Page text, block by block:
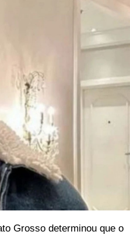
Grosso determinou que o